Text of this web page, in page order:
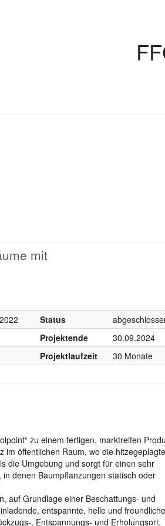
mit
Status
Projektende
30.09.2024
Projektlaufzeit
30 Monate
zu einem fertigen, marktreifen
öffentlichen Raum, wo die
die Umgebung und sorgt für einen sehr
denen Baumpflanzungen statisch oder
auf Grundlage einer Beschattungs- und
entspannte, helle und freundliche
, Entspannungs- und Erholungsort,